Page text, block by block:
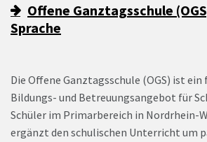
Offene Ganztagsschule
Sprache
Die Offene Ganztagsschule (OGS) ist
Bildungs- und Betreuungsangebot für
Schüler im Primarbereich in Nordrhein-
ergänzt den schulischen Unterricht um